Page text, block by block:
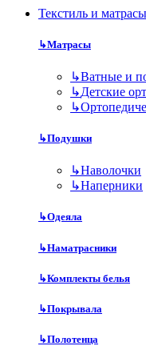
Текстиль и матрасы
↳Матрасы
↳Ватные и
↳Детские
↳
↳Подушки
↳Наволочки
↳Наперники
↳Одеяла
↳Наматрасники
↳Комплекты белья
↳Покрывала
↳Полотенца